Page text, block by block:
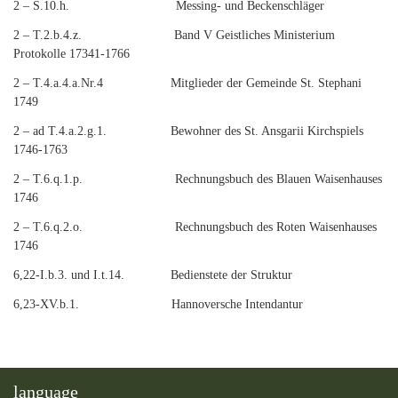
2 – S.10.h. Messing- und Beckenschläger
2 – T.2.b.4.z. Band V Geistliches Ministerium
Protokolle 17341-1766
2 – T.4.a.4.a.Nr.4 Mitglieder der Gemeinde St. Stephani
1749
2 – ad T.4.a.2.g.1. Bewohner des St. Ansgarii Kirchspiels
1746-1763
2 – T.6.q.1.p. Rechnungsbuch des Blauen Waisenhauses
1746
2 – T.6.q.2.o. Rechnungsbuch des Roten Waisenhauses
1746
6,22-I.b.3. und I.t.14. Bedienstete der Struktur
6,23-XV.b.1. Hannoversche Intendantur
language